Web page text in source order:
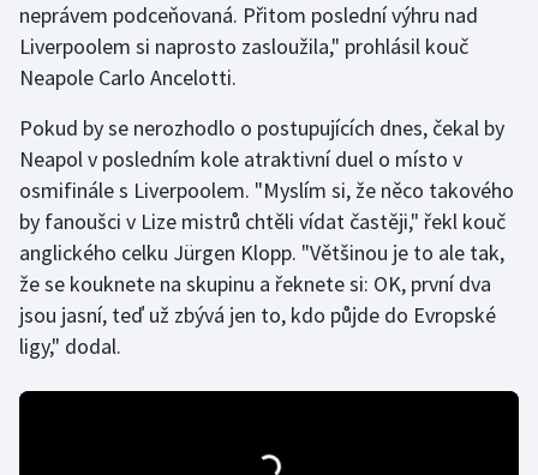
Lyže a snowboard
Moderní pětiboj
Motorsport
Olympijské hry
Parasport
Plavání
neprávem podceňovaná. Přitom poslední výhru nad
Liverpoolem si naprosto zasloužila," prohlásil kouč
Neapole Carlo Ancelotti.
Pokud by se nerozhodlo o postupujících dnes, čekal by
Neapol v posledním kole atraktivní duel o místo v
osmifinále s Liverpoolem. "Myslím si, že něco takového
by fanoušci v Lize mistrů chtěli vídat častěji," řekl kouč
anglického celku Jürgen Klopp. "Většinou je to ale tak,
že se kouknete na skupinu a řeknete si: OK, první dva
jsou jasní, teď už zbývá jen to, kdo půjde do Evropské
ligy," dodal.